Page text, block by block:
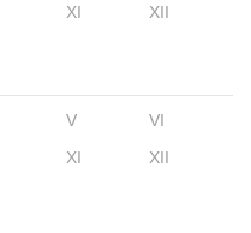
XI XII
V
VI
XI XII